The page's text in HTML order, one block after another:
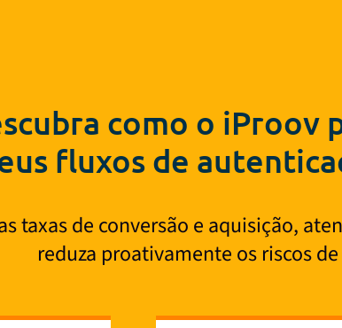
como o
fluxos de
taxas de conversão e aquisição,
reduza proativamente os riscos